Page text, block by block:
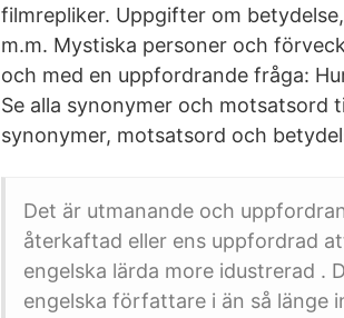
filmrepliker. Uppgifter om
m.m. Mystiska personer och
och med en uppfordrande fråga:
Se alla synonymer och motsatsord
synonymer, motsatsord och
Det är utmanande och
återkaftad eller ens uppfordrad
engelska lärda more idustrerad .
engelska författare i än så länge